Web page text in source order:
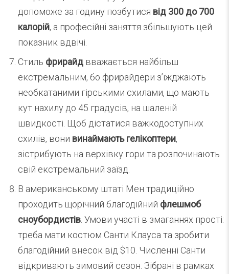
допоможе за годину позбутися від 300 до 700
калорій, а професійні заняття збільшують цей
показник вдвічі.
Стиль фрирайд вважається найбільш
екстремальним, бо фрирайдери з’їжджають
необкатаними гірськими схилами, що мають
кут нахилу до 45 градусів, на шаленій
швидкості. Щоб дістатися важкодоступних
схилів, вони винаймають гелікоптери,
зістрибують на верхівку гори та розпочинають
свій екстремальний заїзд.
В американському штаті Мен традиційно
проходить щорічний благодійний флешмоб
сноубордистів. Умови участі в змаганнях прості:
треба мати костюм Санти Клауса та зробити
благодійний внесок від $10. Численні Санти
відкривають зимовий сезон. Зібрані в рамках